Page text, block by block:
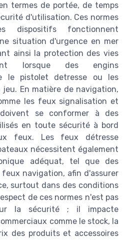
termes de portée, de temps
d'utilisation. Ces normes
dispositifs fonctionnent
situation d'urgence en mer
ainsi la protection des vies
lorsque des engins
le pistolet detresse ou les
En matière de navigation,
les feux signalisation et
se conformer à des
en toute sécurité à bord
feux. Les feux détresse
nécessitent également
adéquat, tel que des
navigation, afin d'assurer
surtout dans des conditions
de ces normes n'est pas
la sécurité ; il impacte
comme le stock, la
des produits et accessoires